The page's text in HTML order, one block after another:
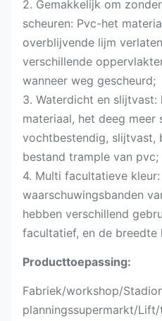
2. Gemakkelijk om
scheuren: Pvc-het
overblijvende lijm
verschillende
wanneer weg gescheurd;
3. Waterdicht en
materiaal, het deeg meer
vochtbestendig, slijtvast,
bestand trample van pvc;
4. Multi facultatieve
waarschuwingsbanden
hebben verschillend
facultatief, en de breedte
Producttoepassing:
Fabriek/workshop/
planningssupermarkt/